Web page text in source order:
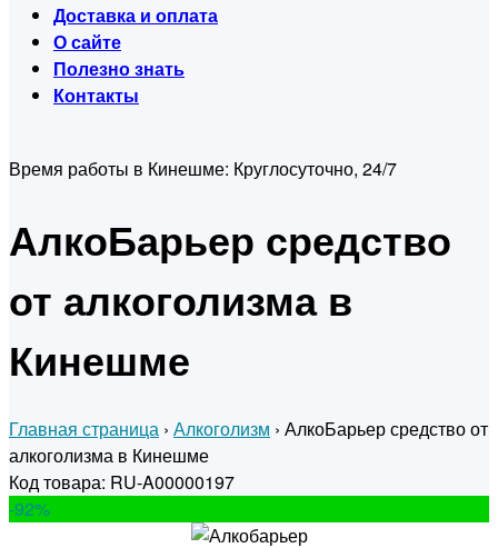
Доставка и оплата
О сайте
Полезно знать
Контакты
Время работы в Кинешме: Круглосуточно, 24/7
АлкоБарьер средство
от алкоголизма в
Кинешме
Главная страница › Алкоголизм › АлкоБарьер средство от
алкоголизма в Кинешме
Код товара: RU-A00000197
-92%